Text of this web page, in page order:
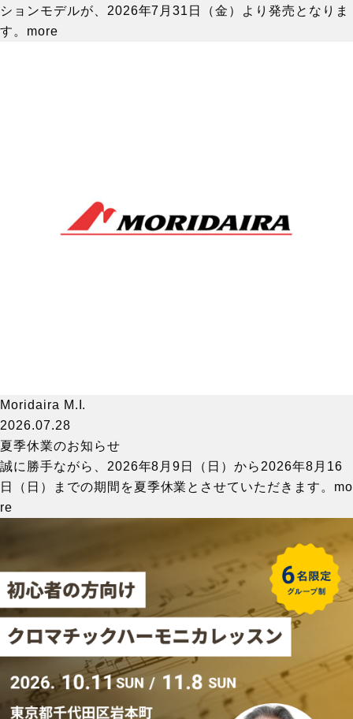
ションモデルが、2026年7月31日（金）より発売となりま
す。 more
Moridaira M.I.
2026.07.28
夏季休業のお知らせ
誠に勝手ながら、2026年8月9日（日）から2026年8月16
日（日）までの期間を夏季休業とさせていただきます。 mo
re